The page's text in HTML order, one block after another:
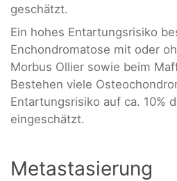
geschätzt.
Ein hohes Entartungsrisiko
Enchondromatose mit oder
Morbus Ollier sowie beim
Bestehen viele
Entartungsrisiko auf ca. 10%
eingeschätzt.
Metastasierung